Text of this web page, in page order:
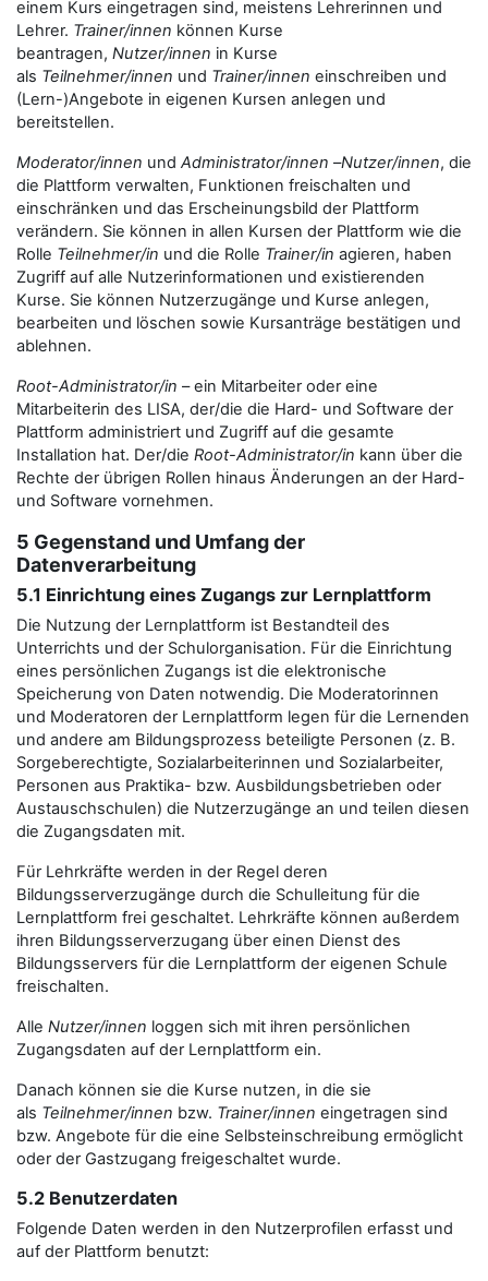
einem Kurs eingetragen sind, meistens Lehrerinnen und
Lehrer. Trainer/innen können Kurse
beantragen, Nutzer/innen in Kurse
als Teilnehmer/innen und Trainer/innen einschreiben und
(Lern-)Angebote in eigenen Kursen anlegen und
bereitstellen.
Moderator/innen und Administrator/innen –Nutzer/innen, die
die Plattform verwalten, Funktionen freischalten und
einschränken und das Erscheinungsbild der Plattform
verändern. Sie können in allen Kursen der Plattform wie die
Rolle Teilnehmer/in und die Rolle Trainer/in agieren, haben
Zugriff auf alle Nutzerinformationen und existierenden
Kurse. Sie können Nutzerzugänge und Kurse anlegen,
bearbeiten und löschen sowie Kursanträge bestätigen und
ablehnen.
Root-Administrator/in – ein Mitarbeiter oder eine
Mitarbeiterin des LISA, der/die die Hard- und Software der
Plattform administriert und Zugriff auf die gesamte
Installation hat. Der/die Root-Administrator/in kann über die
Rechte der übrigen Rollen hinaus Änderungen an der Hard-
und Software vornehmen.
5 Gegenstand und Umfang der
Datenverarbeitung
5.1 Einrichtung eines Zugangs zur Lernplattform
Die Nutzung der Lernplattform ist Bestandteil des
Unterrichts und der Schulorganisation. Für die Einrichtung
eines persönlichen Zugangs ist die elektronische
Speicherung von Daten notwendig. Die Moderatorinnen
und Moderatoren der Lernplattform legen für die Lernenden
und andere am Bildungsprozess beteiligte Personen (z. B.
Sorgeberechtigte, Sozialarbeiterinnen und Sozialarbeiter,
Personen aus Praktika- bzw. Ausbildungsbetrieben oder
Austauschschulen) die Nutzerzugänge an und teilen diesen
die Zugangsdaten mit.
Für Lehrkräfte werden in der Regel deren
Bildungsserverzugänge durch die Schulleitung für die
Lernplattform frei geschaltet. Lehrkräfte können außerdem
ihren Bildungsserverzugang über einen Dienst des
Bildungsservers für die Lernplattform der eigenen Schule
freischalten.
Alle Nutzer/innen loggen sich mit ihren persönlichen
Zugangsdaten auf der Lernplattform ein.
Danach können sie die Kurse nutzen, in die sie
als Teilnehmer/innen bzw. Trainer/innen eingetragen sind
bzw. Angebote für die eine Selbsteinschreibung ermöglicht
oder der Gastzugang freigeschaltet wurde.
5.2 Benutzerdaten
Folgende Daten werden in den Nutzerprofilen erfasst und
auf der Plattform benutzt: